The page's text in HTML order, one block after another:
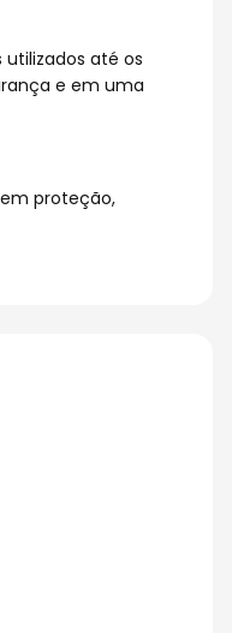
utilizados até os
e em uma
em proteção,